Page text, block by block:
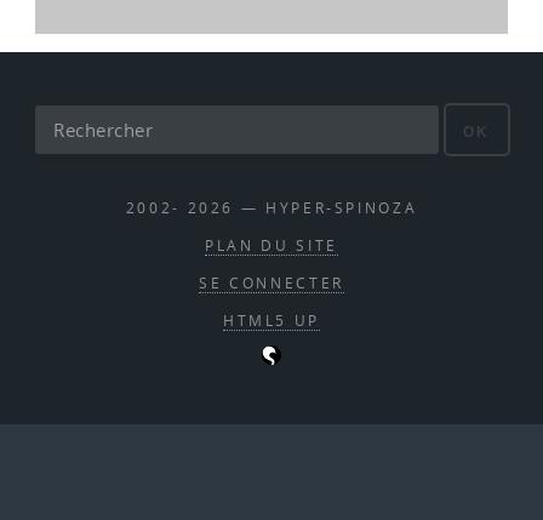
OK
2002- 2026 — HYPER-SPINOZA
PLAN DU SITE
SE CONNECTER
HTML5 UP